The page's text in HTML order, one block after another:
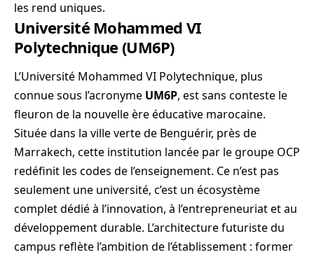
les rend uniques.
Université Mohammed VI
Polytechnique (UM6P)
L’Université Mohammed VI Polytechnique, plus
connue sous l’acronyme UM6P, est sans conteste le
fleuron de la nouvelle ère éducative marocaine.
Située dans la ville verte de Benguérir, près de
Marrakech, cette institution lancée par le groupe OCP
redéfinit les codes de l’enseignement. Ce n’est pas
seulement une université, c’est un écosystème
complet dédié à l’innovation, à l’entrepreneuriat et au
développement durable. L’architecture futuriste du
campus reflète l’ambition de l’établissement : former